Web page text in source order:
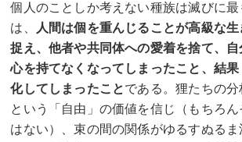
個人のことしか考えない種族は滅びに
は、
人間は個を重んじることが高級な
捉え、他者や共同体への愛着を捨て、
心を持てなくなってしまったこと、結
化してしまったことである。狸たちの
という「自由」の価値を信じ（もちろ
はない）、束の間の関係がゆるすぬる